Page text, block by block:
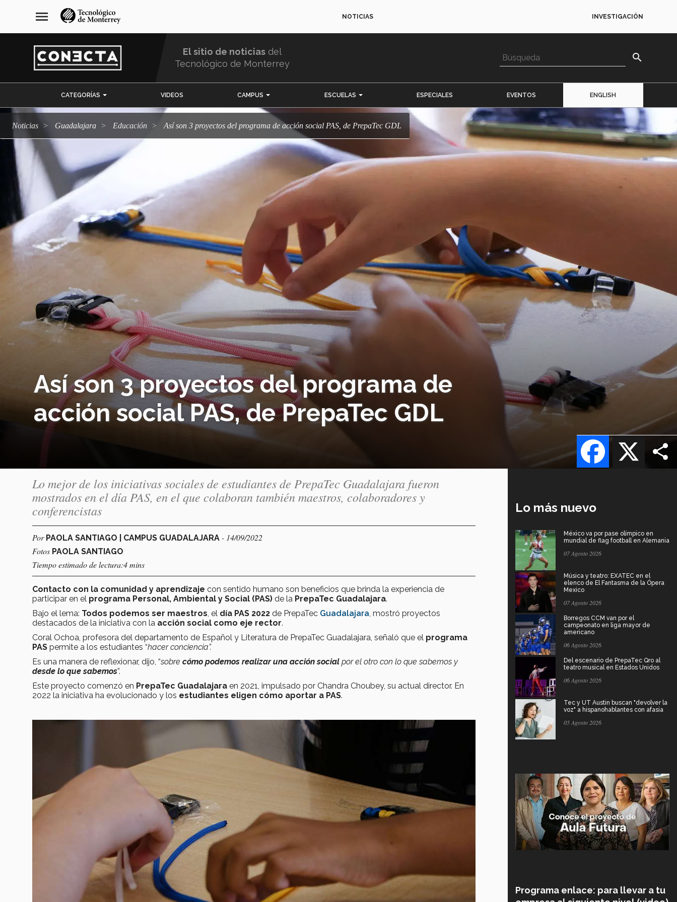
navegación
principal
menu NOTICIAS INVESTIGACIÓN
El sitio de noticias del
Tecnológico de Monterrey
search
CATEGORÍAS VIDEOS CAMPUS ESCUELAS ESPECIALES EVENTOS ENGLISH
Noticias Guadalajara Educación Así son 3 proyectos del programa de acción social PAS, de PrepaTec GDL
Así son 3 proyectos del programa de
acción social PAS, de PrepaTec GDL
X
Facebook
Lo mejor de los iniciativas sociales de estudiantes de PrepaTec Guadalajara fueron
mostrados en el día PAS, en el que colaboran también maestros, colaboradores y
conferencistas
Por PAOLA SANTIAGO | CAMPUS GUADALAJARA - 14/09/2022
Fotos PAOLA SANTIAGO
Tiempo estimado de lectura:4 mins
Contacto con la comunidad y aprendizaje con sentido humano son beneficios que brinda la experiencia de
participar en el programa Personal, Ambiental y Social (PAS) de la PrepaTec Guadalajara.
Bajo el lema: Todos podemos ser maestros , el día PAS 2022 de PrepaTec Guadalajara , mostró proyectos
destacados de la iniciativa con la acción social como eje rector.
Coral Ochoa, profesora del departamento de Español y Literatura de PrepaTec Guadalajara, señaló que el programa
PAS permite a los estudiantes “hacer conciencia”.
Es una manera de reflexionar, dijo, “sobre cómo podemos realizar una acción social por el otro con lo que sabemos y
desde lo que sabemos”.
Este proyecto comenzó en PrepaTec Guadalajara en 2021, impulsado por Chandra Choubey, su actual director. En
2022 la iniciativa ha evolucionado y los estudiantes eligen cómo aportar a PAS.
Lo más nuevo
México va por pase olímpico en
mundial de flag football en Alemania
07 Agosto 2026
Música y teatro: EXATEC en el
elenco de El Fantasma de la Ópera
Mexico
07 Agosto 2026
Borregos CCM van por el
campeonato en liga mayor de
americano
06 Agosto 2026
Del escenario de PrepaTec Qro al
teatro musical en Estados Unidos
06 Agosto 2026
Tec y UT Austin buscan "devolver la
voz" a hispanohablantes con afasia
05 Agosto 2026
Programa enlace: para llevar a tu